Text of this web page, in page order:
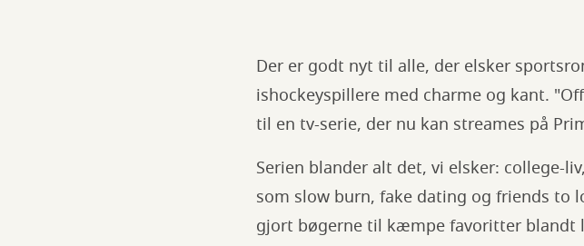
Der er godt nyt til alle, der elsker
ishockeyspillere med charme og kant.
til en tv-serie, der nu kan streames på
Serien blander alt det, vi elsker: college-
som slow burn, fake dating og friends to
gjort bøgerne til kæmpe favoritter blandt